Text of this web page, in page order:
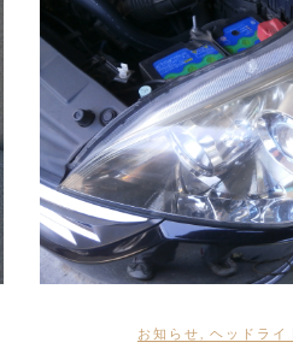
お知らせ ,ヘッドライ